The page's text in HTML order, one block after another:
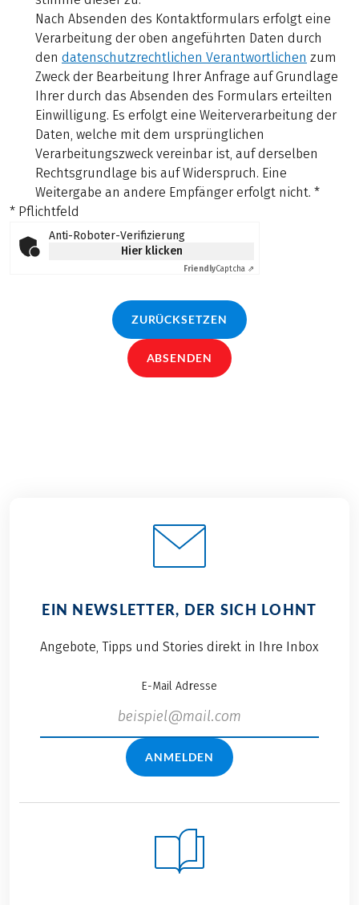
Nach Absenden des Kontaktformulars erfolgt eine
Verarbeitung der oben angeführten Daten durch
den datenschutzrechtlichen Verantwortlichen zum
Zweck der Bearbeitung Ihrer Anfrage auf Grundlage
Ihrer durch das Absenden des Formulars erteilten
Einwilligung. Es erfolgt eine Weiterverarbeitung der
Daten, welche mit dem ursprünglichen
Verarbeitungszweck vereinbar ist, auf derselben
Rechtsgrundlage bis auf Widerspruch. Eine
Weitergabe an andere Empfänger erfolgt nicht. *
* Pflichtfeld
Anti-Roboter-Verifizierung
Hier klicken
FriendlyCaptcha ⇗
ZURÜCKSETZEN
ABSENDEN
EIN NEWSLETTER, DER SICH LOHNT
Angebote, Tipps und Stories direkt in Ihre Inbox
E-Mail Adresse
ANMELDEN